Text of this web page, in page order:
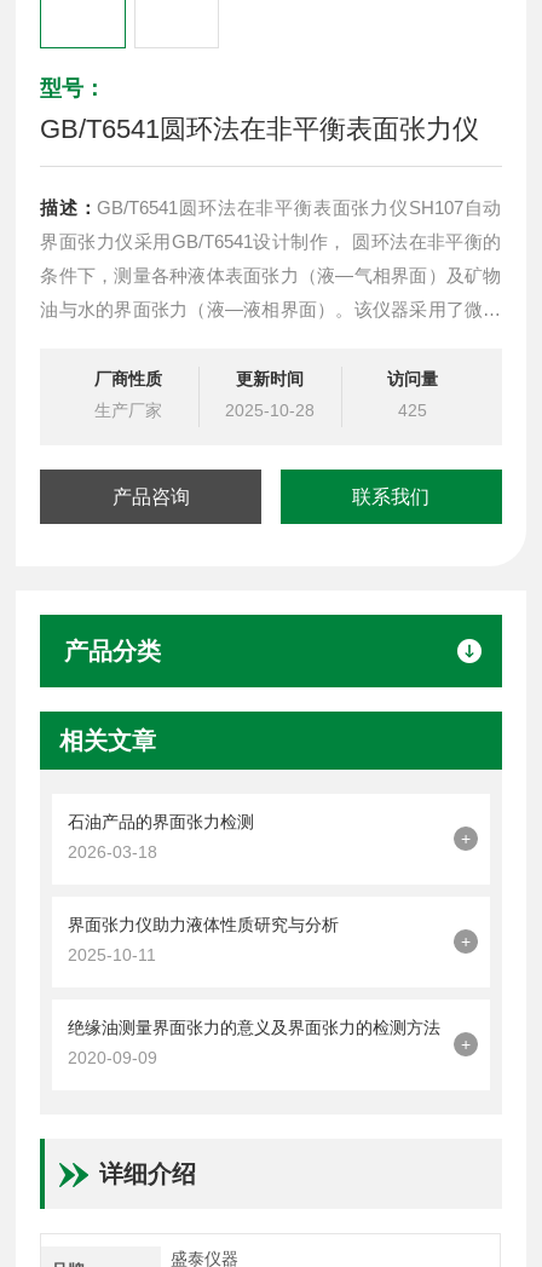
型号：
GB/T6541圆环法在非平衡表面张力仪
描述：GB/T6541圆环法在非平衡表面张力仪SH107自动
界面张力仪采用GB/T6541设计制作， 圆环法在非平衡的
条件下，测量各种液体表面张力（液—气相界面）及矿物
油与水的界面张力（液—液相界面）。该仪器采用了微处
品注入样品杯后，只要按动启动键，仪器便可自动完成对
试样的测量，并能自动根据输入的具体参数计算出被测试
厂商性质
生产厂家
更新时间
2025-10-28
访问量
425
产品咨询 联系我们
产品分类
相关文章
石油产品的界面张力检测
2026-03-18
+
界面张力仪助力液体性质研究与分析
2025-10-11
+
绝缘油测量界面张力的意义及界面张力的检测方法
2020-09-09
+
详细介绍
盛泰仪器